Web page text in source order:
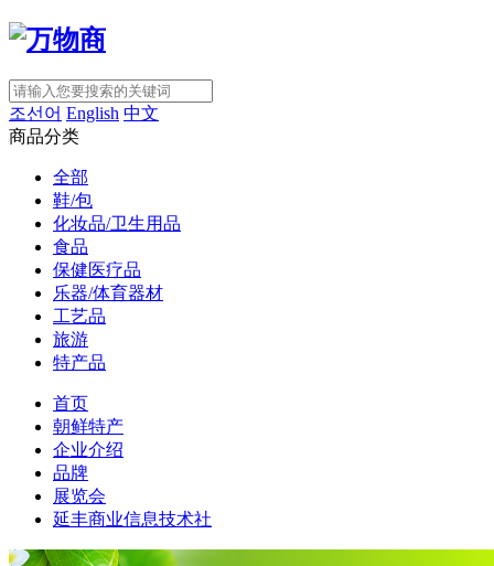
조선어 English 中文
商品分类
全部
鞋/包
化妆品/卫生用品
食品
保健医疗品
乐器/体育器材
工艺品
旅游
特产品
首页
朝鲜特产
企业介绍
品牌
展览会
延丰商业信息技术社